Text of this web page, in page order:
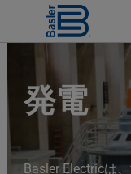
Turbines of
the Hoover Dam
Nevada, USA.
発電
Basler Electricは